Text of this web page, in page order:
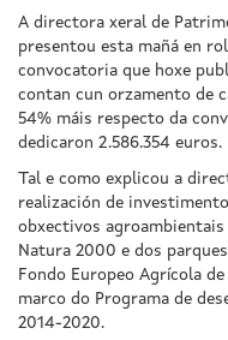
A directora xeral de
presentou esta mañá en
convocatoria que hoxe
contan cun orzamento de
54% máis respecto da
dedicaron 2.586.354 euros.
Tal e como explicou a
realización de
obxectivos
Natura 2000 e dos
Fondo Europeo Agrícola
marco do Programa de
2014-2020.